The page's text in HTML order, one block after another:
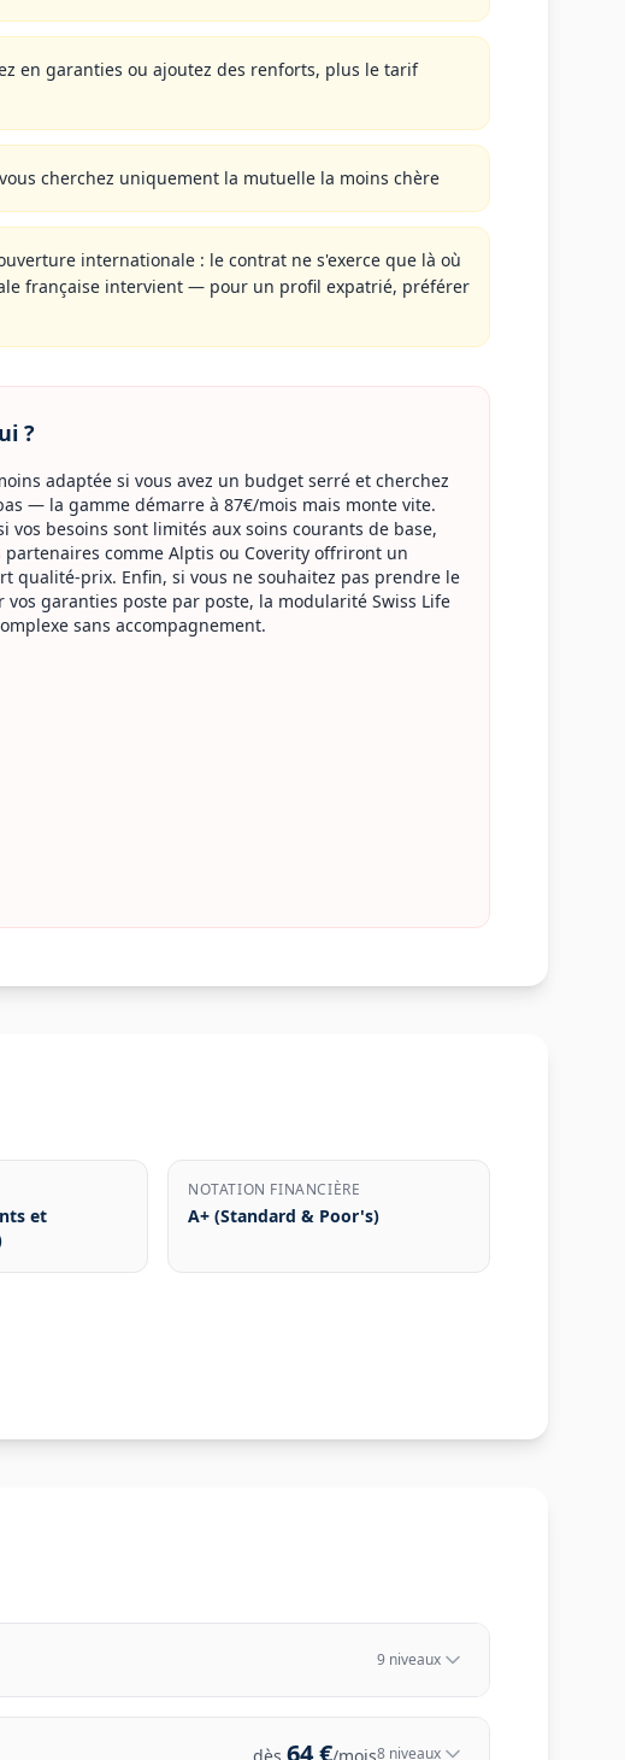
en garanties ou ajoutez des renforts, plus le tarif
cherchez uniquement la mutuelle la moins chère
internationale : le contrat ne s'exerce que là où
française intervient — pour un profil expatrié, préférer
?
adaptée si vous avez un budget serré et cherchez
— la gamme démarre à 87€/mois mais monte vite.
vos besoins sont limités aux soins courants de base,
partenaires comme Alptis ou Coverity offriront un
qualité-prix. Enfin, si vous ne souhaitez pas prendre le
vos garanties poste par poste, la modularité Swiss Life
sans accompagnement.
et
NOTATION FINANCIÈRE
A+ (Standard & Poor's)
9 niveaux
64€ 8 niveaux